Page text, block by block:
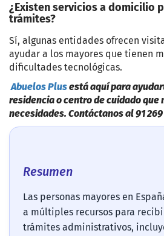
¿Existen servicios a domicilio
trámites?
Sí, algunas entidades ofrecen
ayudar a los mayores que tienen
dificultades tecnológicas.
Abuelos Plusestá aquí para
residencia o centro de cuidado que
necesidades. Contáctanos al 91 269
Resumen
Las personas mayores en
a múltiples recursos para
trámites administrativos,